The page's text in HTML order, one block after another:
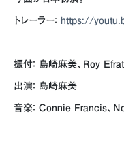
トレーラー： https://
振付： 島崎麻美、Roy Efrat
出演： 島崎麻美
音楽： Connie Francis、